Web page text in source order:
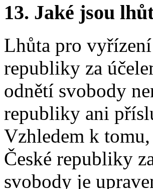
13. Jaké jsou
Lhůta pro
republiky za
odnětí svobody
republiky ani
Vzhledem k
České republiky
svobody je